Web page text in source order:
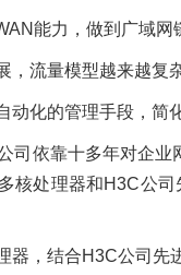
能力，做到广域
，流量模型越来越
动化的管理手段，
司依靠十多年对企
核处理器和H3C公
器，结合H3C公司先